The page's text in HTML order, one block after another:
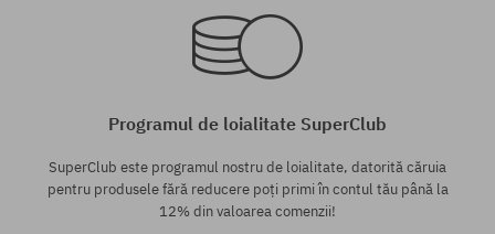
Programul de loialitate SuperClub
SuperClub este programul nostru de loialitate, datorită căruia
pentru produsele fără reducere poți primi în contul tău până la
12% din valoarea comenzii!